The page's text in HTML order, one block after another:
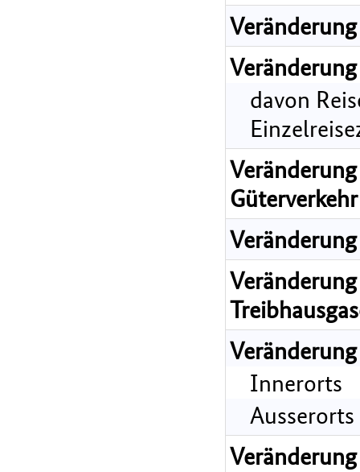
davon
Güterverkehr
Innerorts
Ausserorts